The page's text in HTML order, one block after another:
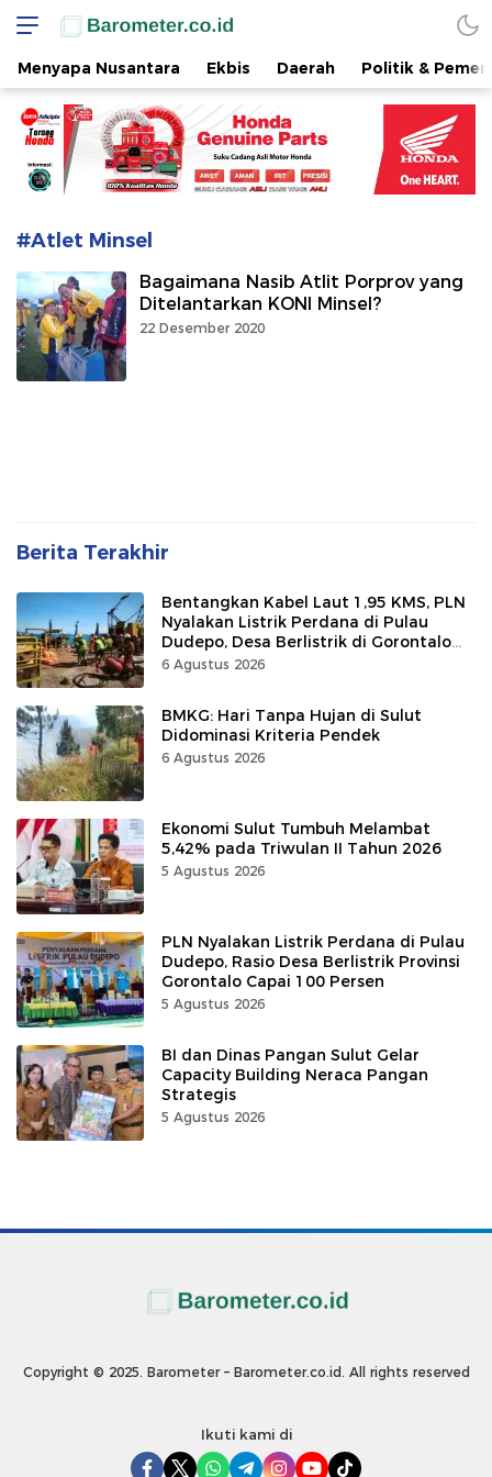
www.barometer.co.id
Berita Terkini di Sulawesi Utara
Menyapa Nusantara Ekbis Daerah Politik &
#Atlet Minsel
Bagaimana Nasib Atlit Porprov yang
Ditelantarkan KONI Minsel?
22 Desember 2020
Berita Terakhir
Bentangkan Kabel Laut 1,95 KMS, PLN
Nyalakan Listrik Perdana di Pulau
Dudepo, Desa Berlistrik di Gorontalo
100 Persen
6 Agustus 2026
BMKG: Hari Tanpa Hujan di Sulut
Didominasi Kriteria Pendek
6 Agustus 2026
Ekonomi Sulut Tumbuh Melambat
5,42% pada Triwulan II Tahun 2026
5 Agustus 2026
PLN Nyalakan Listrik Perdana di Pulau
Dudepo, Rasio Desa Berlistrik Provinsi
Gorontalo Capai 100 Persen
5 Agustus 2026
BI dan Dinas Pangan Sulut Gelar
Capacity Building Neraca Pangan
Strategis
5 Agustus 2026
Copyright © 2025. Barometer – Barometer.co.id. All rights reserved
Ikuti kami di